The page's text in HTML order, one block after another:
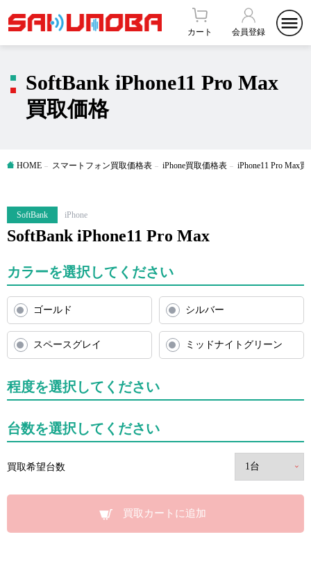
カート 会員登録
SoftBank iPhone11 Pro Max
買取価格
HOME スマートフォン買取価格表 iPhone買取価格表 iPhone11 Pro Max
SoftBank iPhone
SoftBank iPhone11 Pro Max
カラーを選択してください
ゴールド シルバー
スペースグレイ ミッドナイトグリーン
程度を選択してください
台数を選択してください
買取希望台数
買取カートに追加